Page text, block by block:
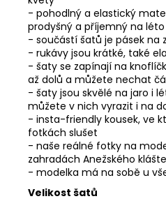
- pohodlný a elastický
prodyšný a příjemný na léto
- součástí šatů je pásek na
- rukávy jsou krátké, také
- šaty se zapínají na
až dolů a můžete nechat
- šaty jsou skvělé na jaro i
můžete v nich vyrazit i na
- insta-friendly kousek, ve
fotkách slušet
- naše reálné fotky na
zahradách Anežského
- modelka má na sobě u
Velikost šatů